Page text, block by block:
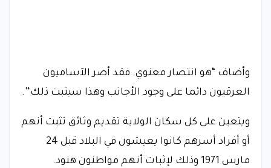
وأضاف “هو انتصار معنوي. فقد أصر الآساميون
العرقيون دائما على وجود الأجانب وهذا سيثبت ذلك”.
ويتعين على كل سكان الولاية تقديم وثائق تثبت أنهم
أو أفراد أسرهم كانوا يعيشون في البلاد قبل 24
مارس 1971 وذلك لإثبات أنهم مواطنون هنود.